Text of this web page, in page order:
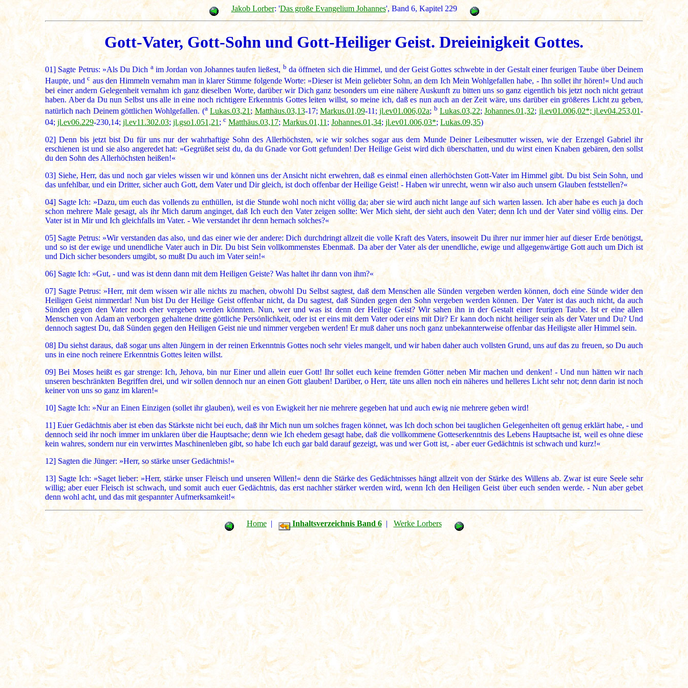
Jakob Lorber: 'Das große Evangelium Johannes', Band 6, Kapitel 229
Gott-Vater, Gott-Sohn und Gott-Heiliger Geist. Dreieinigkeit Gottes.
01] Sagte Petrus: »Als Du Dich aim Jordan von Johannes taufen ließest, b da öffneten sich die Himmel, und der Geist Gottes schwebte in der Gestalt einer feurigen Taube über Deinem
Haupte, undc aus den Himmeln vernahm man in klarer Stimme folgende Worte: »Dieser ist Mein geliebter Sohn, an dem Ich Mein Wohlgefallen habe, - Ihn sollet ihr hören!« Und auch
bei einer andern Gelegenheit vernahm ich ganz dieselben Worte, darüber wir Dich ganz besonders um eine nähere Auskunft zu bitten uns so ganz eigentlich bis jetzt noch nicht getraut
haben. Aber da Du nun Selbst uns alle in eine noch richtigere Erkenntnis Gottes leiten willst, so meine ich, daß es nun auch an der Zeit wäre, uns darüber ein größeres Licht zu geben,
natürlich nach Deinem göttlichen Wohlgefallen. (a Lukas.03,21 ;Matthäus.03,13-17; Markus.01,09-11;jl.ev01.006,02a; b Lukas.03,22;Johannes.01,32; jl.ev01.006,02*;jl.ev04.253,01-
04; jl.ev06.229-230,14; jl.ev11.302.03; jl.gso1.051,21 ; c Matthäus.03,17; Markus.01,11 ;Johannes.01,34; jl.ev01.006,03*; Lukas.09,35)
02] Denn bis jetzt bist Du für uns nur der wahrhaftige Sohn des Allerhöchsten, wie wir solches sogar aus dem Munde Deiner Leibesmutter wissen, wie der Erzengel Gabriel ihr
erschienen ist und sie also angeredet hat: »Gegrüßet seist du, da du Gnade vor Gott gefunden! Der Heilige Geist wird dich überschatten, und du wirst einen Knaben gebären, den sollst
du den Sohn des Allerhöchsten heißen!«
03] Siehe, Herr, das und noch gar vieles wissen wir und können uns der Ansicht nicht erwehren, daß es einmal einen allerhöchsten Gott-Vater im Himmel gibt. Du bist Sein Sohn, und
das unfehlbar, und ein Dritter, sicher auch Gott, dem Vater und Dir gleich, ist doch offenbar der Heilige Geist! - Haben wir unrecht, wenn wir also auch unsern Glauben feststellen?«
04]Sagte Ich: »Dazu, um euch das vollends zu enthüllen, ist die Stunde wohl noch nicht völlig da; aber sie wird auch nicht lange auf sich warten lassen. Ich aber habe es euch ja doch
schon mehrere Male gesagt, als ihr Mich darum anginget, daß Ich euch den Vater zeigen sollte: Wer Mich sieht, der sieht auch den Vater; denn Ich und der Vater sind völlig eins. Der
Vater ist in Mir und Ich gleichfalls im Vater. - Wie verstandet ihr denn hernach solches?«
05] Sagte Petrus: »Wir verstanden das also, und das einer wie der andere: Dich durchdringt allzeit die volle Kraft des Vaters, insoweit Du ihrer nur immer hier auf dieser Erde benötigst,
und so ist der ewige und unendliche Vater auch in Dir. Du bist Sein vollkommenstes Ebenmaß. Da aber der Vater als der unendliche, ewige und allgegenwärtige Gott auch um Dich ist
und Dich sicher besonders umgibt, so mußt Du auch im Vater sein!«
06] Sagte Ich: »Gut, - und was ist denn dann mit dem Heiligen Geiste? Was haltet ihr dann von ihm?«
07] Sagte Petrus: »Herr, mit dem wissen wir alle nichts zu machen, obwohl Du Selbst sagtest, daß dem Menschen alle Sünden vergeben werden können, doch eine Sünde wider den
Heiligen Geist nimmerdar! Nun bist Du der Heilige Geist offenbar nicht, da Du sagtest, daß Sünden gegen den Sohn vergeben werden können. Der Vater ist das auch nicht, da auch
Sünden gegen den Vater noch eher vergeben werden könnten. Nun, wer und was ist denn der Heilige Geist? Wir sahen ihn in der Gestalt einer feurigen Taube. Ist er eine allen
Menschen von Adam an verborgen gehaltene dritte göttliche Persönlichkeit, oder ist er eins mit dem Vater oder eins mit Dir? Er kann doch nicht heiliger sein als der Vater und Du? Und
dennoch sagtest Du, daß Sünden gegen den Heiligen Geist nie und nimmer vergeben werden! Er muß daher uns noch ganz unbekannterweise offenbar das Heiligste aller Himmel sein.
08] Du siehst daraus, daß sogar uns alten Jüngern in der reinen Erkenntnis Gottes noch sehr vieles mangelt, und wir haben daher auch vollsten Grund, uns auf das zu freuen, so Du auch
uns in eine noch reinere Erkenntnis Gottes leiten willst.
09] Bei Moses heißt es gar strenge: Ich, Jehova, bin nur Einer und allein euer Gott! Ihr sollet euch keine fremden Götter neben Mir machen und denken! - Und nun hätten wir nach
unseren beschränkten Begriffen drei, und wir sollen dennoch nur an einen Gott glauben! Darüber, o Herr, täte uns allen noch ein näheres und helleres Licht sehr not; denn darin ist noch
keiner von uns so ganz im klaren!«
10] Sagte Ich: »Nur an Einen Einzigen (sollet ihr glauben), weil es von Ewigkeit her nie mehrere gegeben hat und auch ewig nie mehrere geben wird!
11] Euer Gedächtnis aber ist eben das Stärkste nicht bei euch, daß ihr Mich nun um solches fragen könnet, was Ich doch schon bei tauglichen Gelegenheiten oft genug erklärt habe, - und
dennoch seid ihr noch immer im unklaren über die Hauptsache; denn wie Ich ehedem gesagt habe, daß die vollkommene Gotteserkenntnis des Lebens Hauptsache ist, weil es ohne diese
kein wahres, sondern nur ein verwirrtes Maschinenleben gibt, so habe Ich euch gar bald darauf gezeigt, was und wer Gott ist, - aber euer Gedächtnis ist schwach und kurz!«
12] Sagten die Jünger: »Herr, so stärke unser Gedächtnis!«
13] Sagte Ich: »Saget lieber: »Herr, stärke unser Fleisch und unseren Willen!« denn die Stärke des Gedächtnisses hängt allzeit von der Stärke des Willens ab. Zwar ist eure Seele sehr
willig; aber euer Fleisch ist schwach, und somit auch euer Gedächtnis, das erst nachher stärker werden wird, wenn Ich den Heiligen Geist über euch senden werde. - Nun aber gebet
denn wohl acht, und das mit gespannter Aufmerksamkeit!«
Home| Inhaltsverzeichnis Band 6| Werke Lorbers